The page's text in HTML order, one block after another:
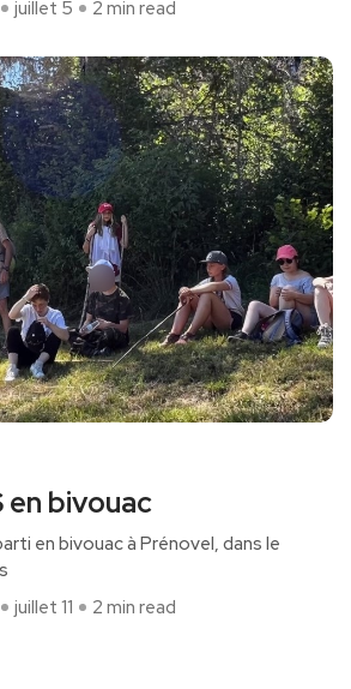
juillet 5 2 min read
en bivouac
en bivouac à Prénovel, dans le
juillet 11 2 min read